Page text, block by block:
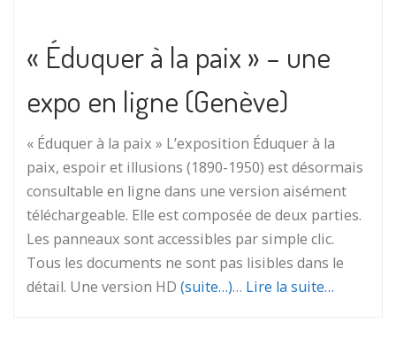
« Éduquer à la paix » – une
expo en ligne (Genève)
« Éduquer à la paix » L’exposition Éduquer à la
paix, espoir et illusions (1890-1950) est désormais
consultable en ligne dans une version aisément
téléchargeable. Elle est composée de deux parties.
Les panneaux sont accessibles par simple clic.
Tous les documents ne sont pas lisibles dans le
détail. Une version HD (suite…)… Lire la suite…